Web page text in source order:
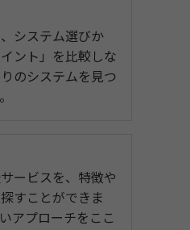
システム選びか
ント」を比較しな
のシステムを見つ
ービスを、特徴や
すことができま
アプローチをここ